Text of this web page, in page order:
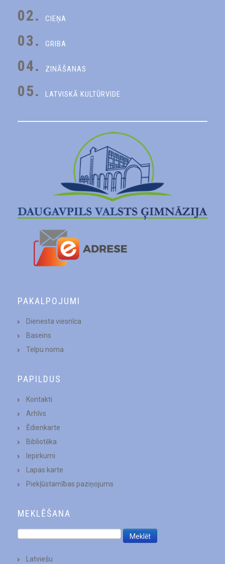
02. CIEŅA
03. GRIBA
04. ZINĀŠANAS
05. LATVISKĀ KULTŪRVIDE
PAKALPOJUMI
Dienesta viesnīca
Baseins
Telpu noma
PAPILDUS
Kontakti
Arhīvs
Ēdienkarte
Bibliotēka
Iepirkumi
Lapas karte
Piekļūstamības paziņojums
MEKLĒŠANA
Latviešu